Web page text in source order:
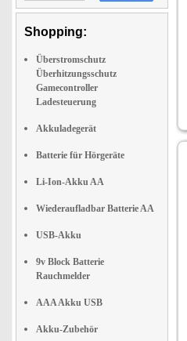
Shopping:
Überstromschutz
Überhitzungsschutz
Gamecontroller
Ladesteuerung
Akkuladegerät
Batterie für Hörgeräte
Li-Ion-Akku AA
Wiederaufladbar Batterie AA
USB-Akku
9v Block Batterie
Rauchmelder
AAA Akku USB
Akku-Zubehör